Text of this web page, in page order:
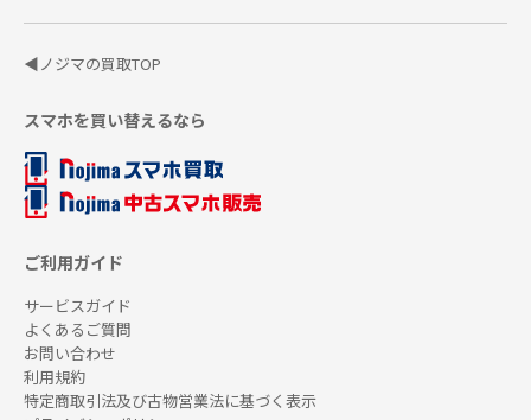
◀ノジマの買取TOP
スマホを買い替えるなら
ご利用ガイド
サービスガイド
よくあるご質問
お問い合わせ
利用規約
特定商取引法及び古物営業法に基づく表示